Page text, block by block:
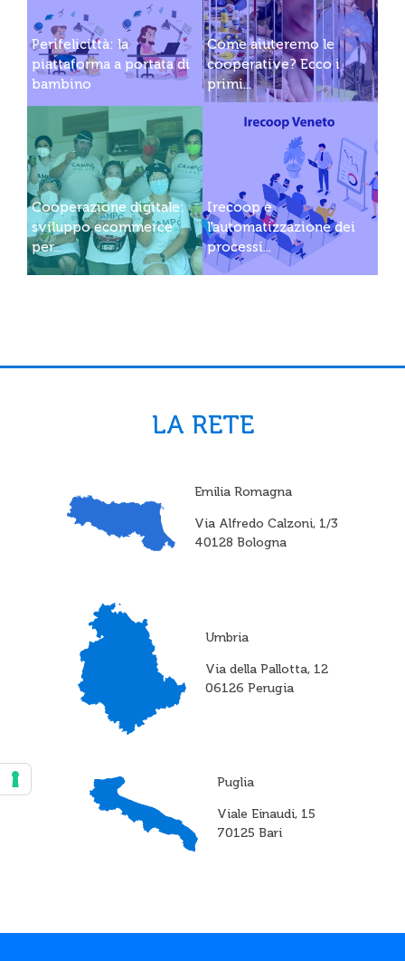
Perifelicittà: la
piattaforma a portata di
bambino
Come aiuteremo le
cooperative? Ecco i
primi...
Cooperazione digitale:
sviluppo ecommerce
per...
Irecoop e
l'automatizzazione dei
processi...
LA RETE
Emilia Romagna
Via Alfredo Calzoni, 1/3
40128 Bologna
Umbria
Via della Pallotta, 12
06126 Perugia
Puglia
Viale Einaudi, 15
70125 Bari